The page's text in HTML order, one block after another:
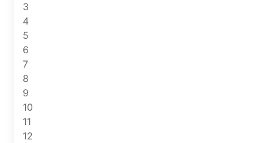
3
4
5
6
7
8
9
10
11
12